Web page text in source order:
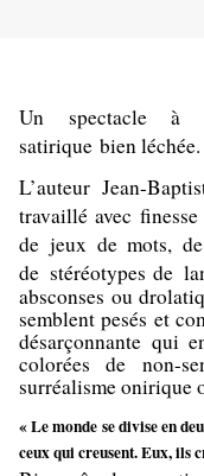
Un spectacle à
satirique bien léchée.
L’auteur Jean-
travaillé avec
de jeux de mots,
de stéréotypes de
absconses ou
semblent pesés et
désarçonnante qui
colorées de non-
surréalisme onirique
«Le monde se divise en
ceux qui creusent. Eux, ils